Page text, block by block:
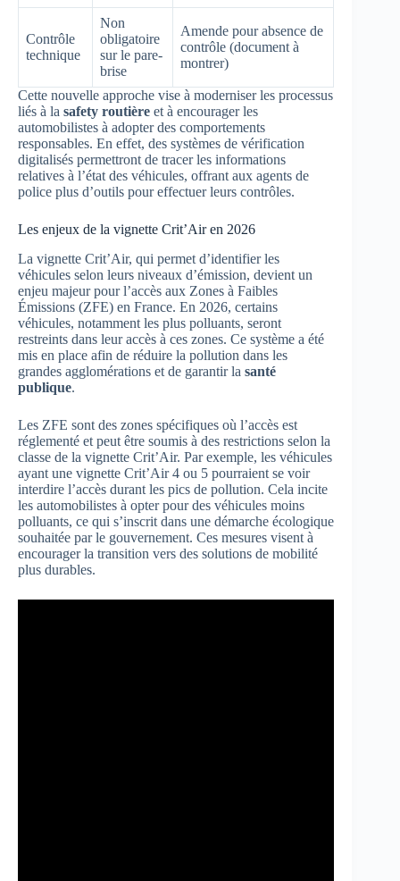
Contrôle
technique
Non
obligatoire
sur le pare-
brise
Amende pour absence de
contrôle (document à
montrer)
Cette nouvelle approche vise à moderniser les processus
liés à la safety routière et à encourager les
automobilistes à adopter des comportements
responsables. En effet, des systèmes de vérification
digitalisés permettront de tracer les informations
relatives à l’état des véhicules, offrant aux agents de
police plus d’outils pour effectuer leurs contrôles.
Les enjeux de la vignette Crit’Air en 2026
La vignette Crit’Air, qui permet d’identifier les
véhicules selon leurs niveaux d’émission, devient un
enjeu majeur pour l’accès aux Zones à Faibles
Émissions (ZFE) en France. En 2026, certains
véhicules, notamment les plus polluants, seront
restreints dans leur accès à ces zones. Ce système a été
mis en place afin de réduire la pollution dans les
grandes agglomérations et de garantir la santé
publique.
Les ZFE sont des zones spécifiques où l’accès est
réglementé et peut être soumis à des restrictions selon la
classe de la vignette Crit’Air. Par exemple, les véhicules
ayant une vignette Crit’Air 4 ou 5 pourraient se voir
interdire l’accès durant les pics de pollution. Cela incite
les automobilistes à opter pour des véhicules moins
polluants, ce qui s’inscrit dans une démarche écologique
souhaitée par le gouvernement. Ces mesures visent à
encourager la transition vers des solutions de mobilité
plus durables.